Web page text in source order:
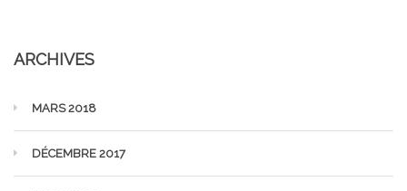
ARCHIVES
MARS 2018
DÉCEMBRE 2017